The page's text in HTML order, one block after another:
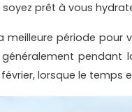
prêt à vous
meilleure période pour
pendant
lorsque le temps